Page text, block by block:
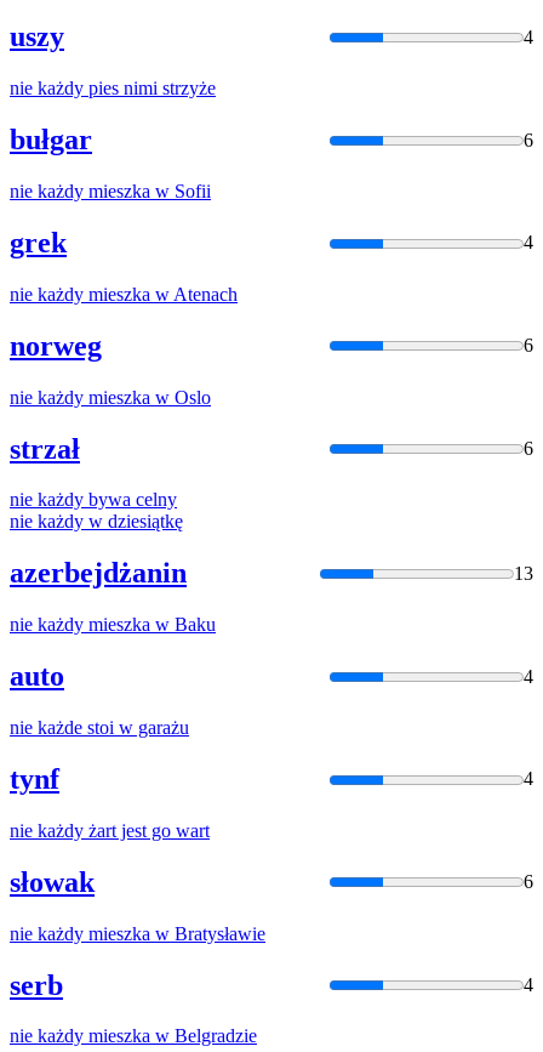
uszy 4
nie każdy pies nimi strzyże
bułgar 6
nie każdy mieszka w Sofii
grek 4
nie każdy mieszka w Atenach
norweg 6
nie każdy mieszka w Oslo
strzał 6
nie każdy bywa celny
nie każdy w dziesiątkę
azerbejdżanin 13
nie każdy mieszka w Baku
auto 4
nie każde stoi w garażu
tynf 4
nie każdy żart jest go wart
słowak 6
nie każdy mieszka w Bratysławie
serb 4
nie każdy mieszka w Belgradzie